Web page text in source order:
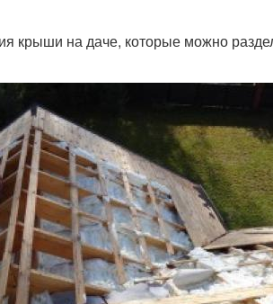
крыши на даче, которые можно